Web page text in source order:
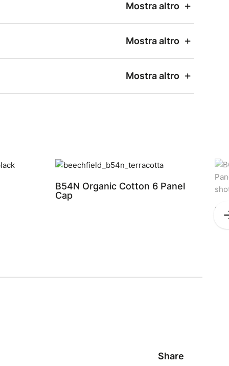
Mostra altro
Mostra altro
Mostra altro
B54N Organic Cotton 6 Panel
Cap
Share